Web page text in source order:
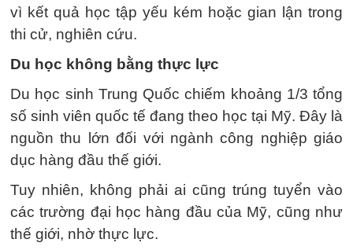
vì kết quả học tập yếu kém hoặc gian lận trong
thi cử, nghiên cứu.
Du học không bằng thực lực
Du học sinh Trung Quốc chiếm khoảng 1/3 tổng
số sinh viên quốc tế đang theo học tại Mỹ. Đây là
nguồn thu lớn đối với ngành công nghiệp giáo
dục hàng đầu thế giới.
Tuy nhiên, không phải ai cũng trúng tuyển vào
các trường đại học hàng đầu của Mỹ, cũng như
thế giới, nhờ thực lực.